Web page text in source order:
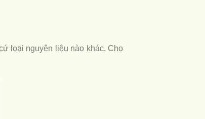
loại nguyên liệu nào khác. Cho